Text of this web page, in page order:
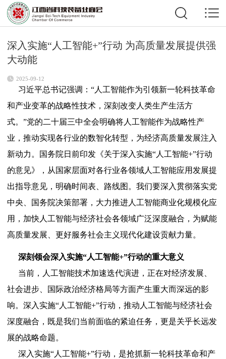
深入实施“人工智能+”行动 为高质量发展提供强
大动能
2025-09-12
习近平总书记强调：“人工智能作为引领新一轮科技革命
和产业变革的战略性技术，深刻改变人类生产生活方
式。”党的二十届三中全会明确将人工智能作为战略性产
业，推动实现各行业的数智化转型，为经济高质量发展注入
新动力。国务院日前印发《关于深入实施“人工智能+”行动
的意见》，从国家层面对各行业各领域人工智能应用发展提
出指导意见，明确时间表、路线图。我们要深入贯彻落实党
中央、国务院决策部署，大力推进人工智能商业化规模化应
用，加快人工智能与经济社会各领域广泛深度融合，为赋能
高质量发展、更好服务社会主义现代化建设贡献力量。
深刻领会深入实施“人工智能+”行动的重大意义
当前，人工智能技术加速迭代演进，正在对经济发展、
社会进步、国际政治经济格局等方面产生重大而深远的影
响。深入实施“人工智能+”行动，推动人工智能与经济社会
深度融合，既是我们当前面临的紧迫任务，更是关乎长远发
展的战略命题。
深入实施“人工智能+”行动，是抢抓新一轮科技革命和产